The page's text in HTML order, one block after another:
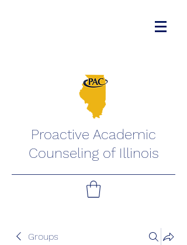
Proactive Academic
Counseling of Illinois
Groups